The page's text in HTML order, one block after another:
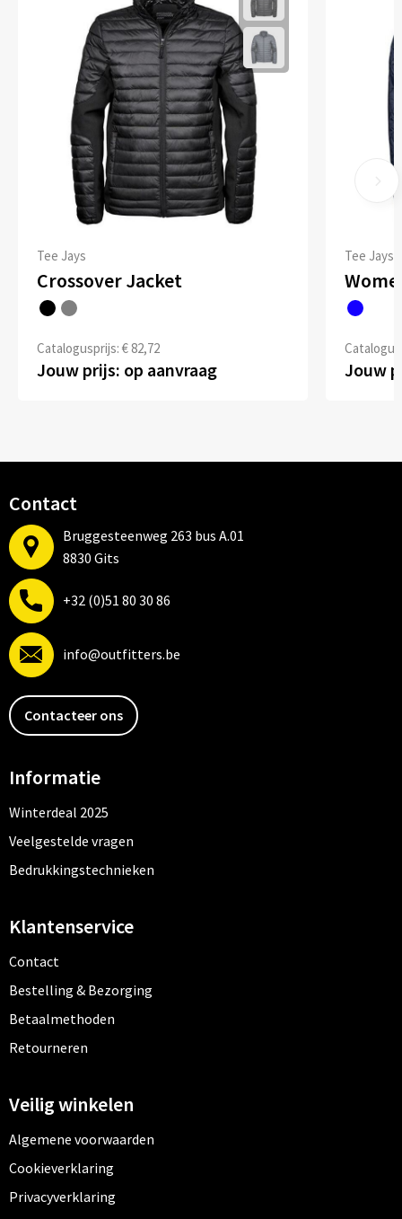
Tee Jays
Crossover Jacket
Catalogusprijs: € 82,72
Jouw prijs: op aanvraag
Tee Jays
Jouw
Contact
Bruggesteenweg 263 bus A.01
8830 Gits
+32 (0)51 80 30 86
info@outfitters.be
Contacteer ons
Informatie
Winterdeal 2025
Veelgestelde vragen
Bedrukkingstechnieken
Klantenservice
Contact
Bestelling & Bezorging
Betaalmethoden
Retourneren
Veilig winkelen
Algemene voorwaarden
Cookieverklaring
Privacyverklaring